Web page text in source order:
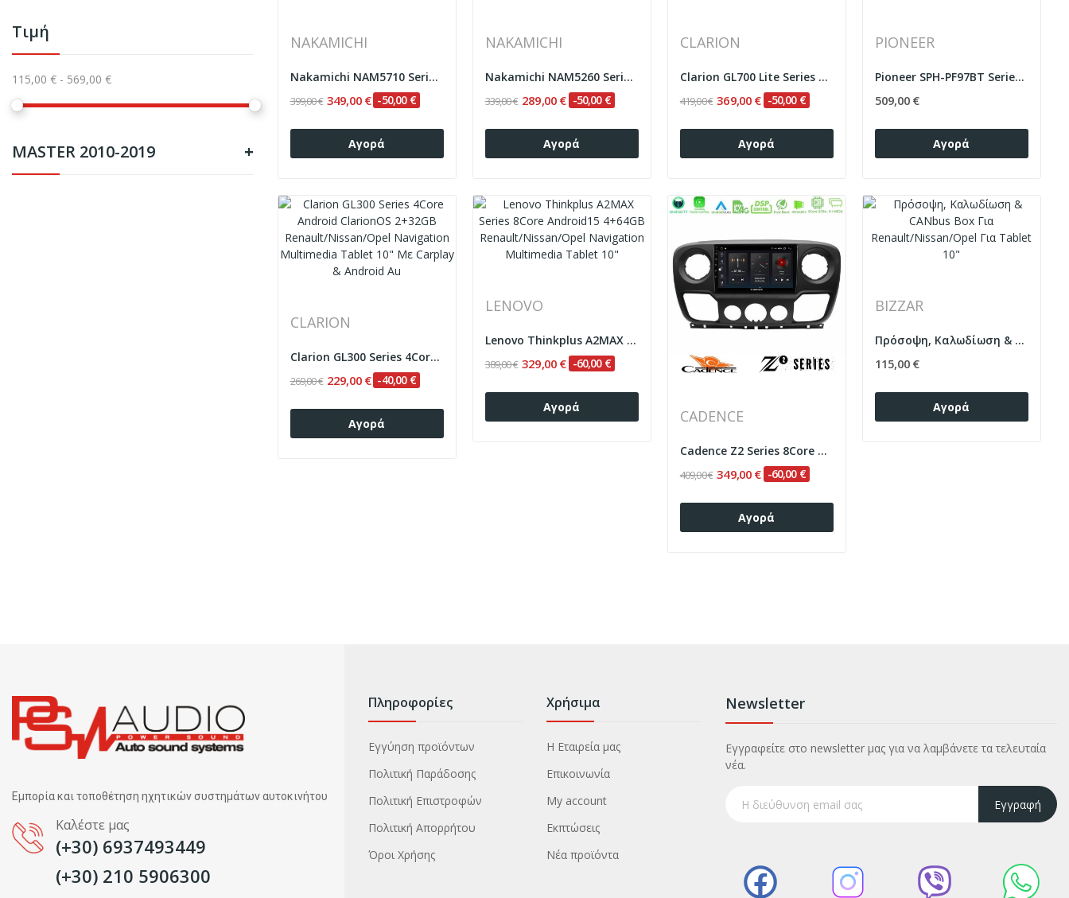
Τιμή
115,00 € - 569,00 €
MASTER 2010-2019 +
NAKAMICHI
Nakamichi NAM5710 Series 8Core Android13 4+64GB...
399,00 € 349,00 € -50,00 €
Αγορά
NAKAMICHI
Nakamichi NAM5260 Series 4Core Android13 4+64GB...
339,00 € 289,00 € -50,00 €
Αγορά
CLARION
Clarion GL700 Lite Series 8Core Android...
419,00 € 369,00 € -50,00 €
Αγορά
PIONEER
Pioneer SPH-PF97BT Series Renault/Nissan/Opel...
509,00 €
Αγορά
CLARION
Clarion GL300 Series 4Core Android ClarionOS...
269,00 € 229,00 € -40,00 €
Αγορά
LENOVO
Lenovo Thinkplus A2MAX Series 8Core Android15...
389,00 € 329,00 € -60,00 €
Αγορά CADENCE
Cadence Z2 Series 8Core Android14 4+64GB...
409,00 € 349,00 € -60,00 €
Αγορά
BIZZAR
Πρόσοψη, Καλωδίωση & CANbus Box Για...
115,00 €
Αγορά
Εμπορία και τοποθέτηση ηχητικών συστημάτων αυτοκινήτου
Καλέστε μας
(+30) 6937493449
(+30) 210 5906300
Πληροφορίες
Εγγύηση προϊόντων
Πολιτική Παράδοσης
Πολιτική Επιστροφών
Πολιτική Απορρήτου
Όροι Χρήσης
Χρήσιμα
Η Εταιρεία μας
Επικοινωνία
My account
Εκπτώσεις
Νέα προϊόντα
Newsletter
Εγγραφείτε στο newsletter μας για να λαμβάνετε τα τελευταία
νέα.
Εγγραφή